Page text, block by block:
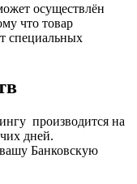
осуществлён
что товар
специальных
производится на
дней.
Банковскую